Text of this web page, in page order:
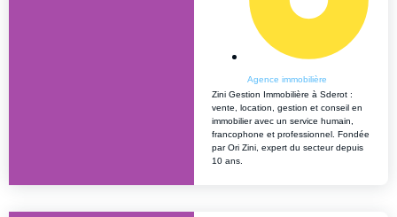
Agence immobilière
Zini Gestion Immobilière à Sderot :
vente, location, gestion et conseil en
immobilier avec un service humain,
francophone et professionnel. Fondée
par Ori Zini, expert du secteur depuis
10 ans.